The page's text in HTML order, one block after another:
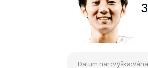
Datum nar.:Výška: